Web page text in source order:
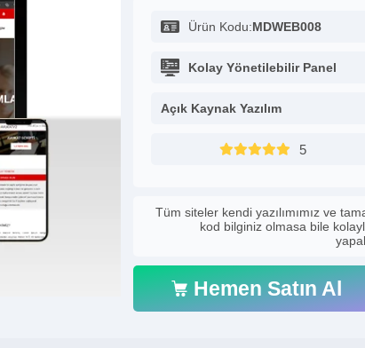
Ürün Kodu:MDWEB008
Kolay Yönetilebilir Panel
Açık Kaynak Yazılım
5
Tüm siteler kendi yazılımımız ve
kod bilginiz olmasa bile
Hemen Satın Al